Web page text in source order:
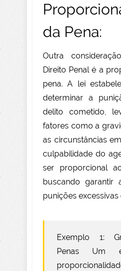
da Pena:
Outra
Direito Penal é a
pena. A lei
determinar a
delito cometido,
fatores como a
as circunstâncias
culpabilidade do
ser proporcional
buscando garantir
punições excessivas
Exemplo 1:
Penas Um